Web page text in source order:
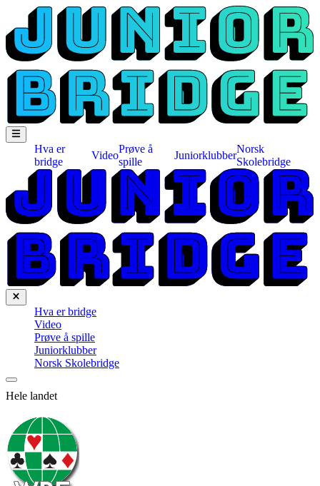
Hva er
bridge
Video
Prøve å
spille
Juniorklubber
Norsk
Skolebridge
Hva er bridge
Video
Prøve å spille
Juniorklubber
Norsk Skolebridge
Hele landet